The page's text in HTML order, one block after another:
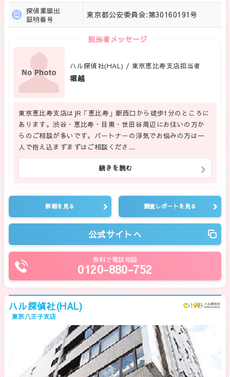
探偵業届出
証明番号
東京都公安委員会:第30160191号
担当者メッセージ
ハル探偵社(HAL) / 東京恵比寿支店担当者
堀越
東京恵比寿支店はJR「恵比寿」駅西口から徒歩1分のところに
あります。渋谷・恵比寿・目黒・世田谷周辺にお住いの方か
らのご相談が多いです。パートナーの浮気でお悩みの方は一
人で抱え込まずまずはご相談くださ…
続きを読む
詳細を見る 調査レポートを見る
公式サイトへ
無料で電話相談
0120-880-752
ハル探偵社(HAL)
東京八王子支店